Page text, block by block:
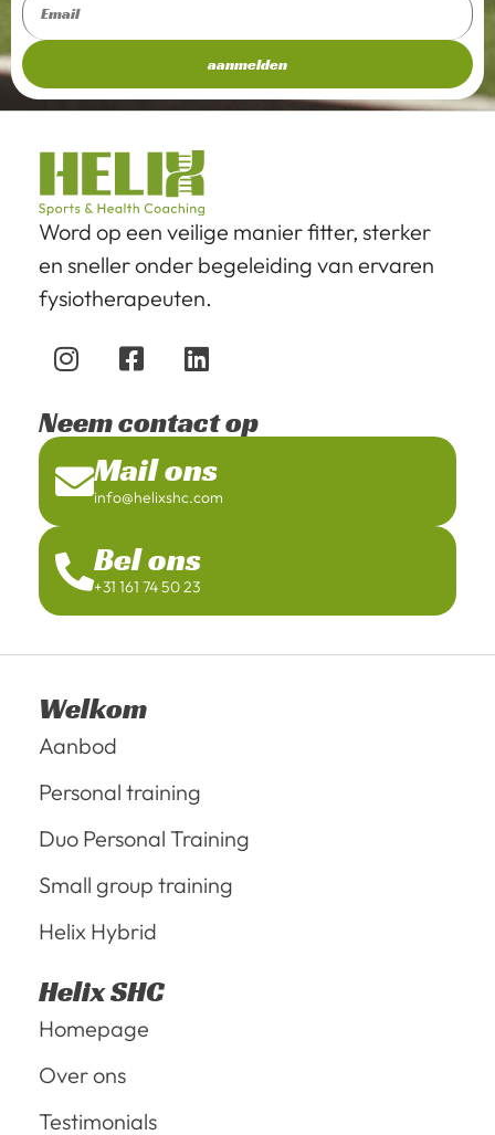
aanmelden
Word op een veilige manier fitter, sterker
en sneller onder begeleiding van ervaren
fysiotherapeuten.
Neem contact op
Mail ons
info@helixshc.com
Bel ons
+31 161 74 50 23
Welkom
Aanbod
Personal training
Duo Personal Training
Small group training
Helix Hybrid
Helix SHC
Homepage
Over ons
Testimonials